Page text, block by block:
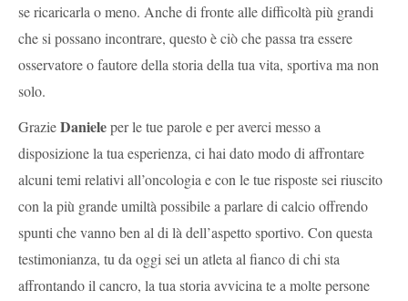
se ricaricarla o meno. Anche di fronte alle difficoltà più grandi
che si possano incontrare, questo è ciò che passa tra essere
osservatore o fautore della storia della tua vita, sportiva ma non
solo.
GrazieDanieleper le tue parole e per averci messo a
disposizione la tua esperienza, ci hai dato modo di affrontare
alcuni temi relativi all’oncologia e con le tue risposte sei riuscito
con la più grande umiltà possibile a parlare di calcio offrendo
spunti che vanno ben al di là dell’aspetto sportivo. Con questa
testimonianza, tu da oggi sei un atleta al fianco di chi sta
affrontando il cancro, la tua storia avvicina te a molte persone